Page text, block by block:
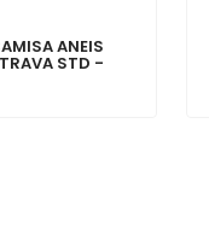
ANEIS
STD -